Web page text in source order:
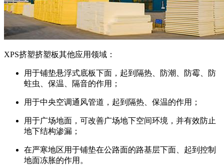
XPS挤塑挤塑板其他应用领域：
用于铺垫悬浮式底板下面，起到隔热、防潮、防霉、防
蛀虫、保温、隔音的作用；
用于中央空调通风管道，起到隔热、保温的作用；
用于广场地面，可改善广场地下空间环境，并有效防止
地下结构渗漏；
在严寒地区用于铺垫在公路面的路基层下面、起到控制
地面冻胀的作用。